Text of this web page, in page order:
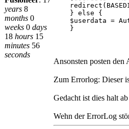
years 8
months 0
weeks 0 days
18 hours 15
minutes 56
seconds
} else {
$userdata =
}
Ansonsten posten den
Zum Errorlog: Dieser
Gedacht ist dies halt
Wehn der ErrorLog